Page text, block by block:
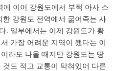
이어 강원도에서 부쩍 아사 소
강원도 전역에서 굶어죽는 사
. 일부에서는 이제 강원도가 황
가장 어려운 지역이 됐다는 이
라도 나올 때지만 강원도는 땅
도 적고 교통이 막혀있어 다른